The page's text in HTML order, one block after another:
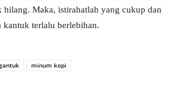
hilang. Maka, istirahatlah yang cukup dan
kantuk terlalu berlebihan.
minum kopi